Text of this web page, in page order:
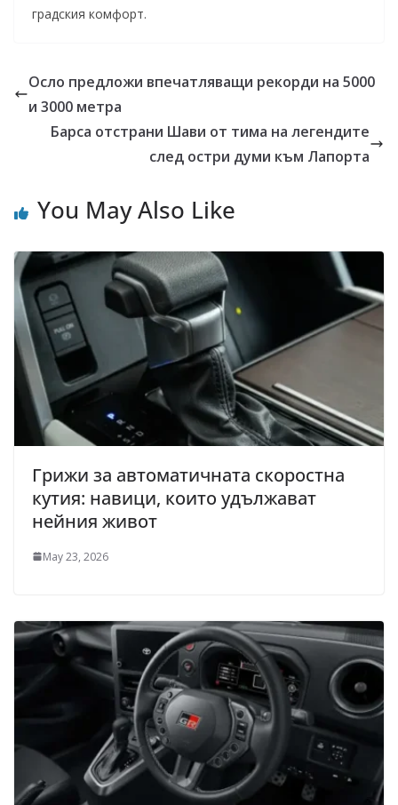
градския комфорт.
Осло предложи впечатляващи рекорди на 5000
и 3000 метра
Барса отстрани Шави от тима на легендите
след остри думи към Лапорта
You May Also Like
Грижи за автоматичната скоростна
кутия: навици, които удължават
нейния живот
May 23, 2026